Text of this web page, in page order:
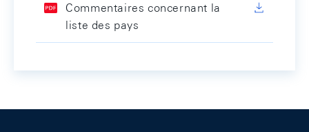
Commentaires concernant la
liste des pays